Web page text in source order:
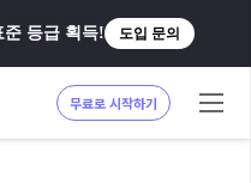
준 등급 획득! 도입 문의
무료로 시작하기